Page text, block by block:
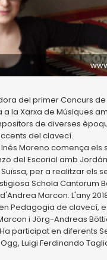
del primer Concurs
a la Xarxa de Músiques
de diverses
del clavecí.
Moreno comença els
del Escorial amb Jordán
per a realitzar els
Schola Cantorum
Marcon. L'any
Pedagogia de clavecí,
i Jörg-Andreas
participat en diferents
Luigi Ferdinando